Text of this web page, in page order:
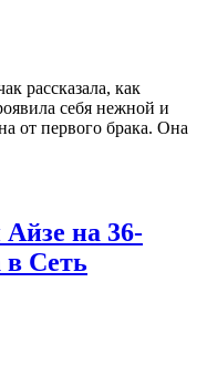
рассказала, как
себя нежной и
от первого брака. Она
на 36-
в Сеть